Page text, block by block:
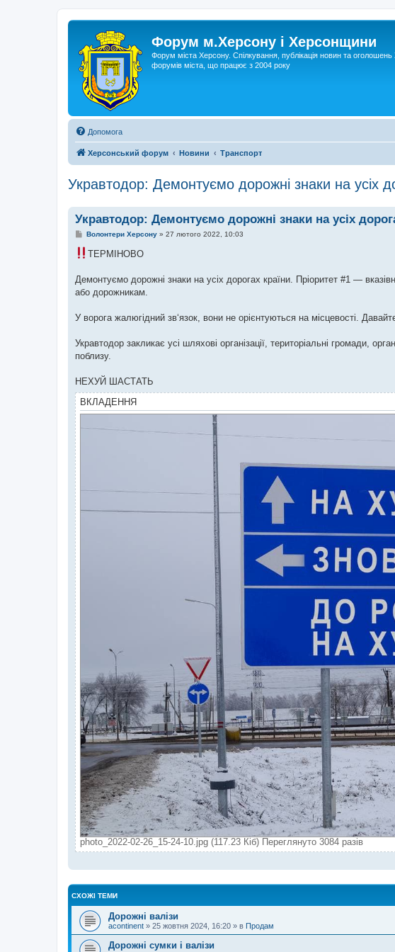
Форум м.Херсону і Херсонщини
Форум міста Херсону. Спілкування, публікація новин та
форумів міста, що працює з 2004 року
Допомога
Херсонський форум Новини Транспорт
Укравтодор: Демонтуємо дорожні знаки на усіх
Укравтодор: Демонтуємо дорожні знаки на усіх
П
в
і
м
л
н
Волонтери Херсону» 27 лютого 2022, 10:03
ТЕРМІНОВО
Демонтуємо дорожні знаки на усіх дорогах країни. Пріоритет #1 —
або дорожникам.
У ворога жалюгідний зв‘язок, вони не орієнтуються на місцевості.
Укравтодор закликає усі шляхові організації, територіальні громади,
поблизу.
НЕХУЙ ШАСТАТЬ
ВКЛАДЕННЯ
photo_2022-02-26_15-24-10.jpg (117.23 Кіб) Переглянуто 3084 разів
СХОЖІ ТЕМИ
Дорожні валізи
acontinent » 25 жовтня 2024, 16:20 » в Продам
Дорожні сумки і валізи